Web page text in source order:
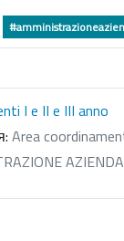
I e II e III anno
Area